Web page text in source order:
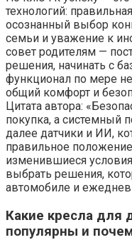
технологий:
осознанный выбор
семьи и уважение к
совет родителям —
решения, начинать с
функционал по мере
общий комфорт и
Цитата автора:
покупка, а системный
далее датчики и ИИ,
правильное
изменившиеся
выбрать решения,
автомобиле и
Какие кресла для
популярны и